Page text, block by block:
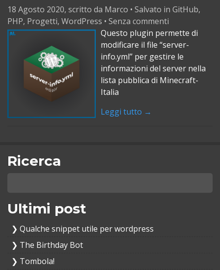
18 Agosto 2020, scritto da Marco • Salvato in GitHub,
PHP, Progetti, WordPress • Senza commenti
Questo plugin permette di
modificare il file “server-
info.yml” per gestire le
informazioni del server nella
lista pubblica di Minecraft-
Italia
Leggi tutto →
Ricerca
Ultimi post
Qualche snippet utile per wordpress
The Birthday Bot
Tombola!